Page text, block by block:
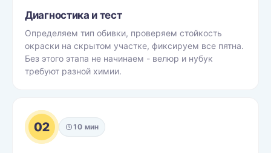
Диагностика и тест
Определяем тип обивки, проверяем стойкость
окраски на скрытом участке, фиксируем все пятна.
Без этого этапа не начинаем - велюр и нубук
требуют разной химии.
02 10 мин